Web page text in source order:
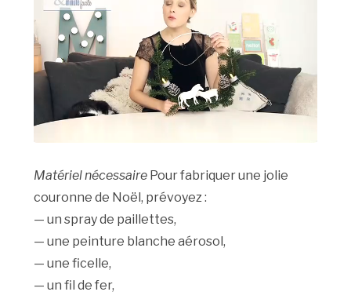
Matériel nécessaire Pour fabriquer une jolie
couronne de Noël, prévoyez :
— un spray de paillettes,
— une peinture blanche aérosol,
— une ficelle,
— un fil de fer,